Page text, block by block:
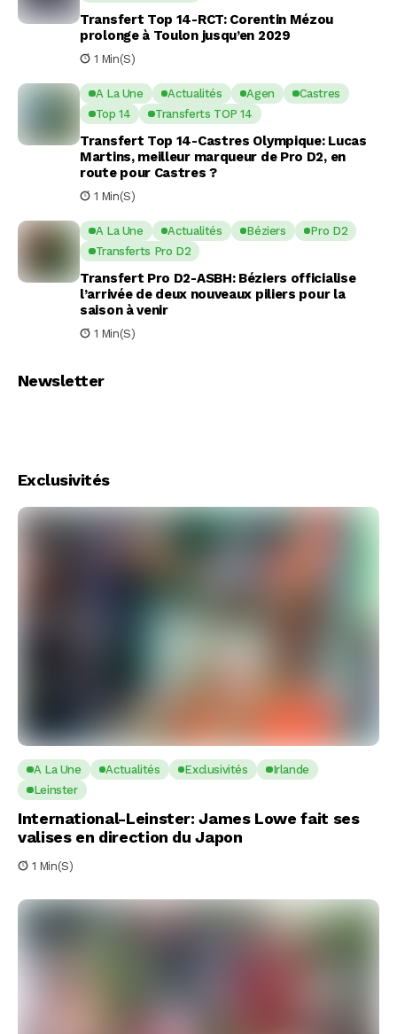
Transfert Top 14-RCT: Corentin Mézou
prolonge à Toulon jusqu’en 2029
1 Min(s)
A La Une Actualités Agen
Castres
Top 14
Transferts TOP 14
Transfert Top 14-Castres Olympique: Lucas
Martins, meilleur marqueur de Pro D2, en
route pour Castres ?
1 Min(s)
A La Une Actualités Béziers
Pro D2
Transferts Pro D2
Transfert Pro D2-ASBH: Béziers officialise
l’arrivée de deux nouveaux piliers pour la
saison à venir
1 Min(s)
Newsletter
Exclusivités
A La Une Actualités Exclusivités
Irlande
Leinster
International-Leinster: James Lowe fait ses
valises en direction du Japon
1 Min(s)